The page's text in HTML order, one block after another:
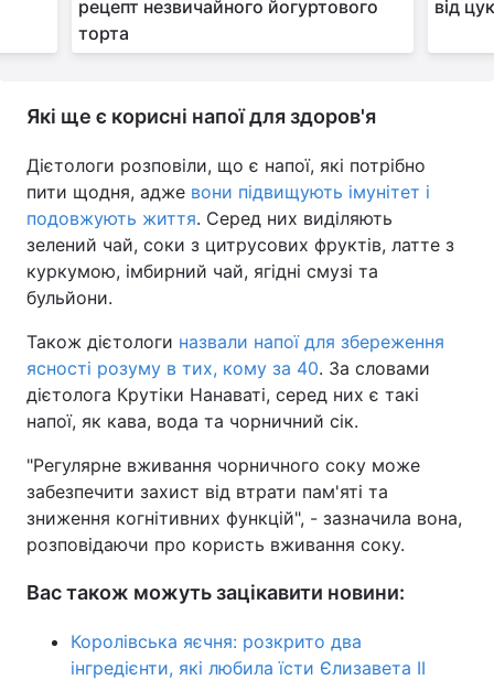
рецепт незвичайного йогуртового
торта
від
Які ще є корисні напої для здоров'я
Дієтологи розповіли, що є напої, які потрібно
пити щодня, адже вони підвищують імунітет і
подовжують життя. Серед них виділяють
зелений чай, соки з цитрусових фруктів, латте з
куркумою, імбирний чай, ягідні смузі та
бульйони.
Також дієтологи назвали напої для збереження
ясності розуму в тих, кому за 40. За словами
дієтолога Крутіки Нанаваті, серед них є такі
напої, як кава, вода та чорничний сік.
"Регулярне вживання чорничного соку може
забезпечити захист від втрати пам'яті та
зниження когнітивних функцій", - зазначила вона,
розповідаючи про користь вживання соку.
Вас також можуть зацікавити новини:
Королівська яєчня: розкрито два
інгредієнти, які любила їсти Єлизавета II